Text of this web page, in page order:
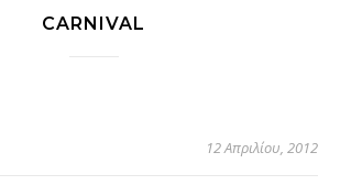
CARNIVAL
12 Απριλίου, 2012